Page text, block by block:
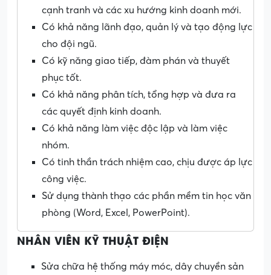
cạnh tranh và các xu hướng kinh doanh mới.
Có khả năng lãnh đạo, quản lý và tạo động lực
cho đội ngũ.
Có kỹ năng giao tiếp, đàm phán và thuyết
phục tốt.
Có khả năng phân tích, tổng hợp và đưa ra
các quyết định kinh doanh.
Có khả năng làm việc độc lập và làm việc
nhóm.
Có tinh thần trách nhiệm cao, chịu được áp lực
công việc.
Sử dụng thành thạo các phần mềm tin học văn
phòng (Word, Excel, PowerPoint).
NHÂN VIÊN KỸ THUẬT ĐIỆN
Sửa chữa hệ thống máy móc, dây chuyền sản